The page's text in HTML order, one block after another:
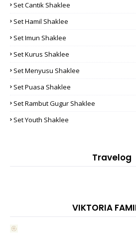
Set Cantik Shaklee
Set Hamil Shaklee
Set Imun Shaklee
Set Kurus Shaklee
Set Menyusu Shaklee
Set Puasa Shaklee
Set Rambut Gugur Shaklee
Set Youth Shaklee
Travelog
VIKTORIA